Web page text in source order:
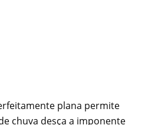
plana permite
chuva desça a imponente